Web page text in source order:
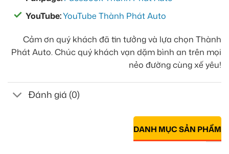
YouTube:YouTube Thành Phát Auto
Cảm ơn quý khách đã tin tưởng và lựa chọn Thành
Phát Auto. Chúc quý khách vạn dặm bình an trên mọi
nẻo đường cùng xế yêu!
Đánh giá (0)
DANH MỤC SẢN PHẨM